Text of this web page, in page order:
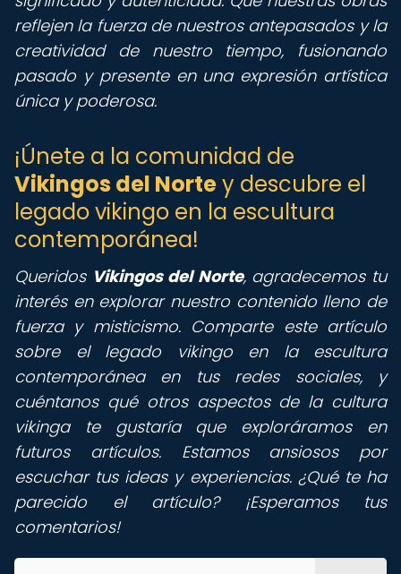
reflejen la fuerza de nuestros antepasados y la
creatividad de nuestro tiempo, fusionando
pasado y presente en una expresión artística
única y poderosa.
¡Únete a la comunidad de
Vikingos del Nortey descubre el
legado vikingo en la escultura
contemporánea!
Queridos Vikingos del Norte, agradecemos tu
interés en explorar nuestro contenido lleno de
fuerza y misticismo. Comparte este artículo
sobre el legado vikingo en la escultura
contemporánea en tus redes sociales, y
cuéntanos qué otros aspectos de la cultura
vikinga te gustaría que exploráramos en
futuros artículos. Estamos ansiosos por
escuchar tus ideas y experiencias. ¿Qué te ha
parecido el artículo? ¡Esperamos tus
comentarios!